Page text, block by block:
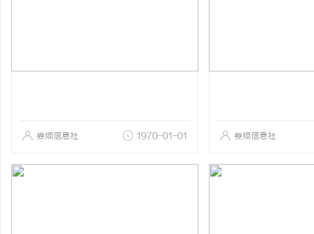
娄烦信息社 1970-01-01 娄烦信息社